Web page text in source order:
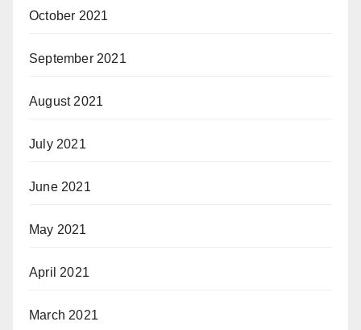
October 2021
September 2021
August 2021
July 2021
June 2021
May 2021
April 2021
March 2021